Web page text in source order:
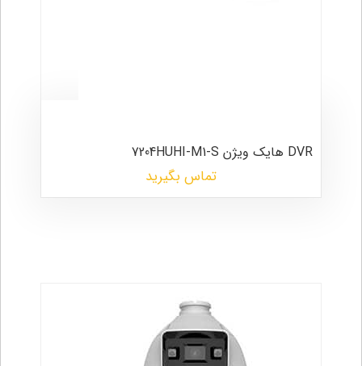
DVR هایک ویژن 7204HUHI-M1-S
تماس بگیرید